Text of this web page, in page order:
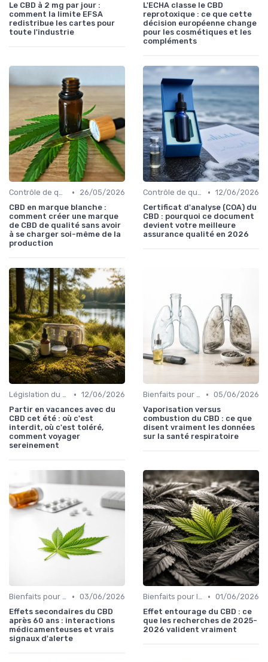
Le CBD à 2 mg par jour :
comment la limite EFSA
redistribue les cartes pour
toute l'industrie
L'ECHA classe le CBD
reprotoxique : ce que cette
décision européenne change
pour les cosmétiques et les
compléments
Contrôle de qualité •
26/05/2026
CBD en marque blanche :
comment créer une marque
de CBD de qualité sans avoir
à se charger soi-même de la
production
Contrôle de qualité • 12/06/2026
Certificat d'analyse (COA) du
CBD : pourquoi ce document
devient votre meilleure
assurance qualité en 2026
Législation du CBD • 12/06/2026
Partir en vacances avec du
CBD cet été : où c'est
interdit, où c'est toléré,
comment voyager
sereinement
Bienfaits pour la santé • 05/06/2026
Vaporisation versus
combustion du CBD : ce que
disent vraiment les données
sur la santé respiratoire
Bienfaits pour la santé • 03/06/2026
Effets secondaires du CBD
après 60 ans : interactions
médicamenteuses et vrais
signaux d'alerte
Bienfaits pour la santé • 01/06/2026
Effet entourage du CBD : ce
que les recherches de 2025-
2026 valident vraiment